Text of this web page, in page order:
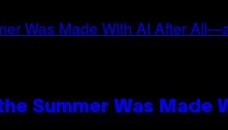
Summer Was